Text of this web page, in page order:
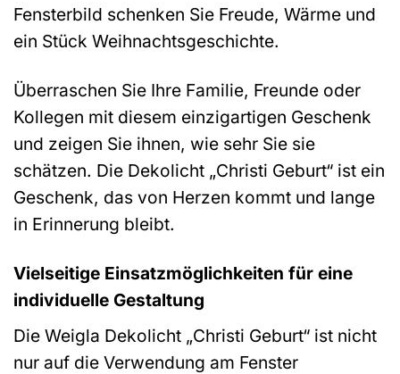
Fensterbild schenken Sie Freude, Wärme und
ein Stück Weihnachtsgeschichte.
Überraschen Sie Ihre Familie, Freunde oder
Kollegen mit diesem einzigartigen Geschenk
und zeigen Sie ihnen, wie sehr Sie sie
schätzen. Die Dekolicht „Christi Geburt“ ist ein
Geschenk, das von Herzen kommt und lange
in Erinnerung bleibt.
Vielseitige Einsatzmöglichkeiten für eine
individuelle Gestaltung
Die Weigla Dekolicht „Christi Geburt“ ist nicht
nur auf die Verwendung am Fenster